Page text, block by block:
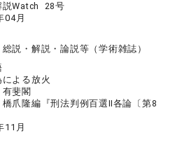
説Watch 28号
04月
説・解説・論説等（学術雑誌）
よる放火
有斐閣
爪隆編『刑法判例百選Ⅱ各論〔第8
11月